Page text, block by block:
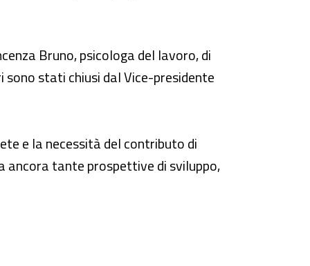
Bruno, psicologa del lavoro, di
sono stati chiusi dal Vice-presidente
e la necessità del contributo di
tante prospettive di sviluppo,